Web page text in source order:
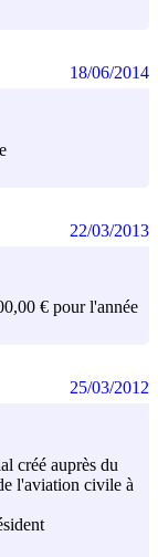
18/06/2014
€ pour l'année
22/03/2013
créé auprès du
l'aviation civile à
25/03/2012